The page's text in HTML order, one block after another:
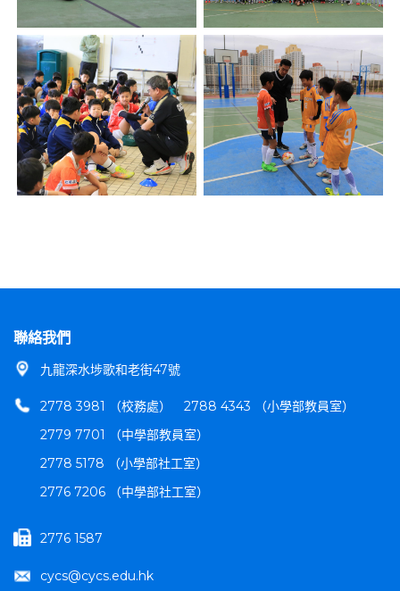
聯絡我們
九龍深水埗歌和老街47號
2778 3981 （校務處）
2788 4343 （小學部教員室）
2779 7701 （中學部教員室）
2778 5178 （小學部社工室）
2776 7206 （中學部社工室）
2776 1587
cycs@cycs.edu.hk